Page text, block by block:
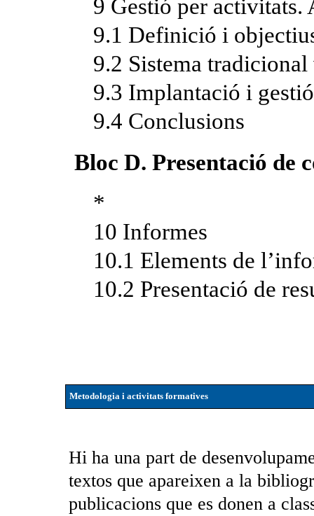
9 Gestió per
9.1 Definició i
9.2 Sistema
9.3 Implantació i
9.4 Conclusions
Bloc D. Presentació de
*
10 Informes
10.1 Elements de
10.2 Presentació de
Metodologia i activitats formatives
Hi ha una part de
textos que apareixen a la
publicacions que es donen a